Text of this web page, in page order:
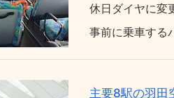
休日ダイヤに変
事前に乗車する
主要8駅の羽田